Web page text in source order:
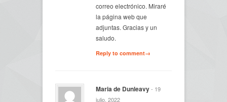
correo electrónico. Miraré
la página web que
adjuntas. Gracias y un
saludo.
Reply to comment→
Maria de Dunleavy- 19
julio, 2022